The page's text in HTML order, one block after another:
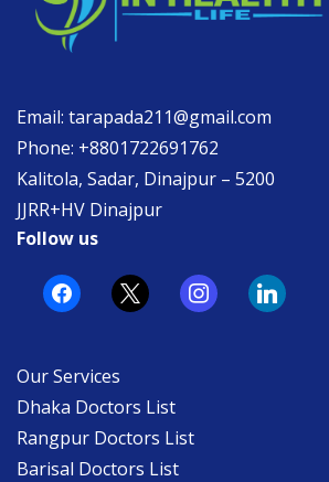
Email: tarapada211@gmail.com
Phone: +8801722691762
Kalitola, Sadar, Dinajpur – 5200
JJRR+HV Dinajpur
Follow us
facebook
x instagramlinkedin
Our Services
Dhaka Doctors List
Rangpur Doctors List
Barisal Doctors List